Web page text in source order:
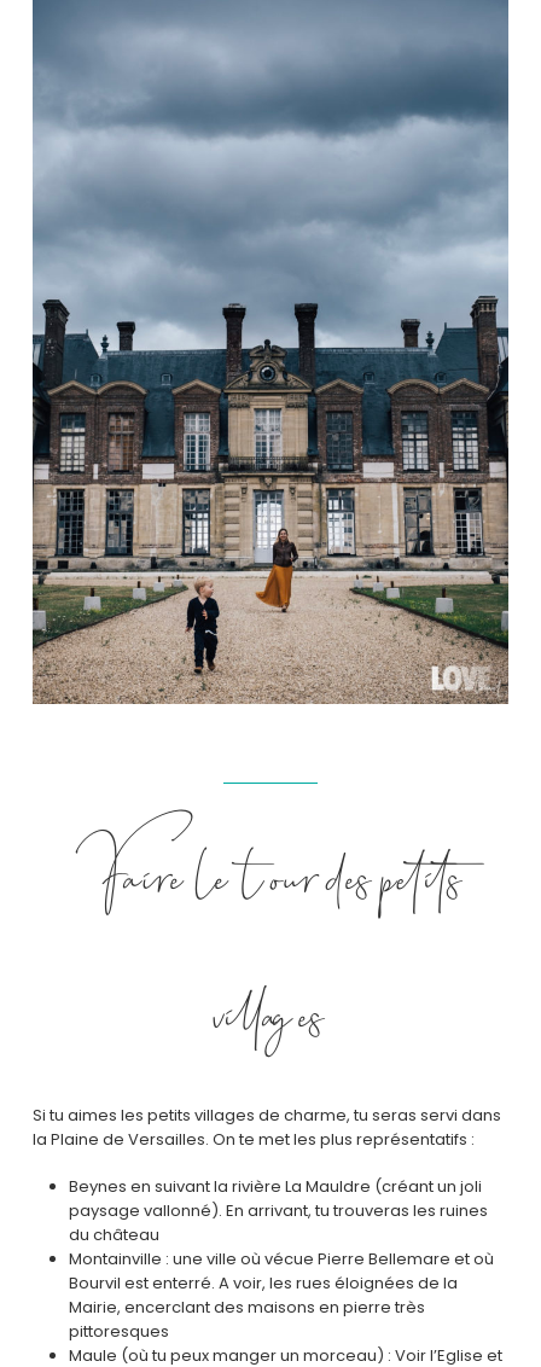
Faire le tour des petits
villages
Si tu aimes les petits villages de charme, tu seras servi dans
la Plaine de Versailles. On te met les plus représentatifs :
Beynes en suivant la rivière La Mauldre (créant un joli
paysage vallonné). En arrivant, tu trouveras les ruines
du château
Montainville : une ville où vécue Pierre Bellemare et où
Bourvil est enterré. A voir, les rues éloignées de la
Mairie, encerclant des maisons en pierre très
pittoresques
Maule (où tu peux manger un morceau) : Voir l’Eglise et